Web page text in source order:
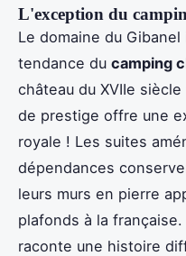
L'exception du
Le domaine du
tendance du camping
château du XVIIe
de prestige offre une
royale ! Les suites
dépendances
leurs murs en pierre
plafonds à la
raconte une histoire